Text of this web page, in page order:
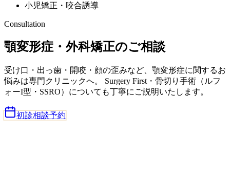
小児矯正・咬合誘導
Consultation
顎変形症・外科矯正のご相談
受け口・出っ歯・開咬・顔の歪みなど、顎変形症に関するお
悩みは専門クリニックへ。 Surgery First・骨切り手術（ルフ
ォーI型・SSRO）についても丁寧にご説明いたします。
初診相談予約